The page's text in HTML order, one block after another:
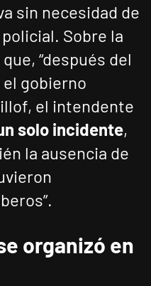
sin necesidad de
Sobre la
“después del
gobierno
el intendente
solo incidente,
la ausencia de
organizó en